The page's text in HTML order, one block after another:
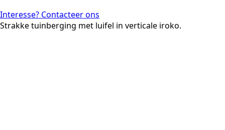
Interesse? Contacteer ons
Strakke tuinberging met luifel in verticale iroko.